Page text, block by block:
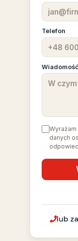
Telefon
Wiadomość
danych
lub